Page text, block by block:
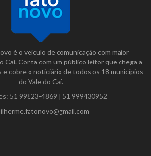
é o veículo de comunicação com maior
Caí. Conta com um público leitor que chega a
e cobre o noticiário de todos os 18 municípios
do Vale do Caí.
51 99823-4869 | 51 999430952